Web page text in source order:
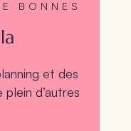
BONNES
et des
d’autres